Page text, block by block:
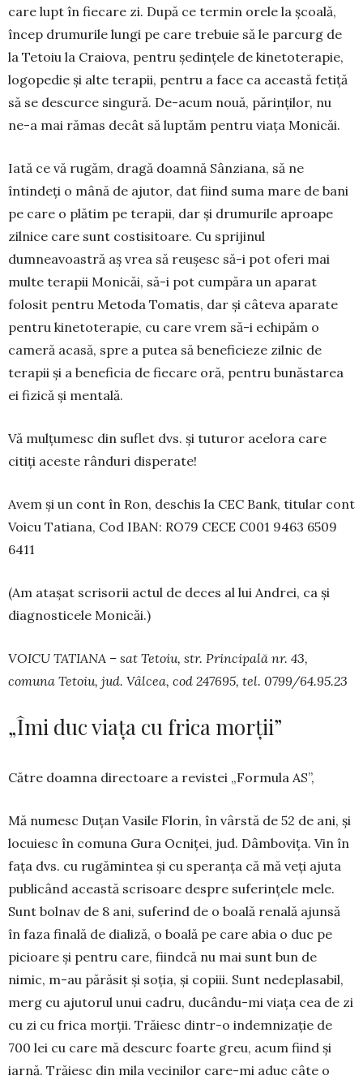
care lupt în fiecare zi. După ce termin orele la școală,
încep drumurile lungi pe care trebuie să le parcurg de
la Tetoiu la Craiova, pentru ședințele de kineto­terapie,
logopedie și alte terapii, pentru a face ca această fetiță
să se descurce singură. De-acum nouă, părinților, nu
ne-a mai rămas decât să luptăm pentru viața Monicăi.
Iată ce vă rugăm, dragă doamnă Sânziana, să ne
întindeți o mână de ajutor, dat fiind suma mare de bani
pe care o plătim pe terapii, dar și drumurile aproape
zilnice care sunt costisitoare. Cu sprijinul
dumneavoastră aș vrea să reușesc să-i pot oferi mai
multe terapii Monicăi, să-i pot cumpăra un aparat
folosit pentru Metoda Tomatis, dar și câteva aparate
pentru kinetoterapie, cu care vrem să-i echipăm o
cameră acasă, spre a putea să beneficieze zilnic de
terapii și a beneficia de fiecare oră, pentru bunăstarea
ei fizică și mentală.
Vă mulțumesc din suflet dvs. și tuturor acelora care
citiți aceste rânduri disperate!
Avem și un cont în Ron, deschis la CEC Bank, titular cont
Voicu Tatiana, Cod IBAN: RO79 CECE C001 9463 6509
6411
(Am atașat scrisorii actul de deces al lui Andrei, ca și
diagnosticele Monicăi.)
VOICU TATIANA – sat Tetoiu, str. Principală nr. 43,
comuna Tetoiu, jud. Vâlcea, cod 247695, tel. 0799/64.95.23
„Îmi duc viața cu frica morții”
Către doamna directoare a revistei „Formula AS”,
Mă numesc Duțan Vasile Florin, în vârstă de 52 de ani, și
locuiesc în comuna Gura Ocniței, jud. Dâm­bovița. Vin în
fața dvs. cu rugămintea și cu speranța că mă veți ajuta
publicând această scrisoare des­pre suferințele mele.
Sunt bolnav de 8 ani, su­ferind de o boală renală ajunsă
în faza finală de dia­liză, o boală pe care abia o duc pe
picioare și pentru care, fiindcă nu mai sunt bun de
nimic, m-au părăsit și soția, și copiii. Sunt nedeplasabil,
merg cu ajutorul unui cadru, ducându-mi viața cea de zi
cu zi cu frica morții. Trăiesc dintr-o indemnizație de
700 lei cu care mă descurc foarte greu, acum fiind și
iarnă. Trăiesc din mila vecinilor care-mi aduc câte o